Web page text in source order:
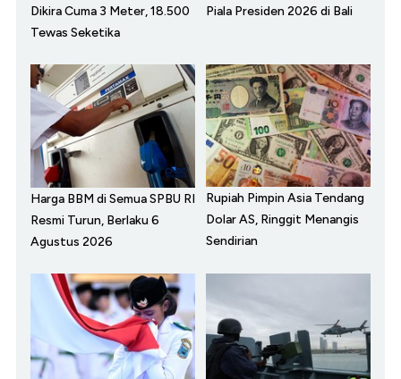
Dikira Cuma 3 Meter, 18.500
Tewas Seketika
Piala Presiden 2026 di Bali
Harga BBM di Semua SPBU RI
Resmi Turun, Berlaku 6
Agustus 2026
Rupiah Pimpin Asia Tendang
Dolar AS, Ringgit Menangis
Sendirian